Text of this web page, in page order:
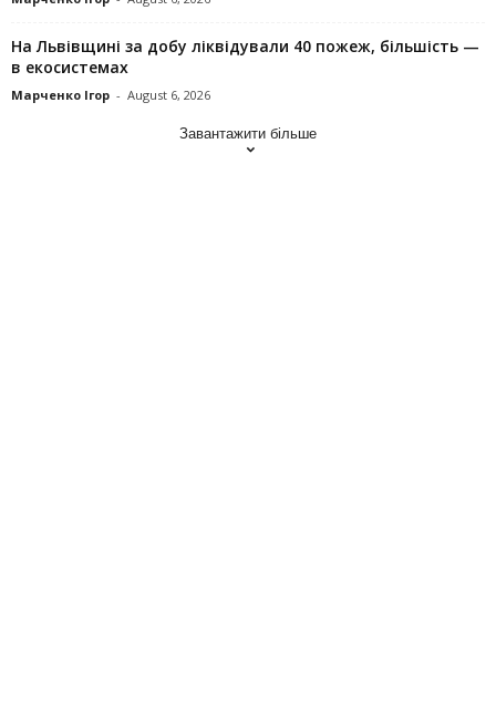
На Львівщині за добу ліквідували 40 пожеж, більшість —
в екосистемах
Марченко Ігор - August 6, 2026
Завантажити більше